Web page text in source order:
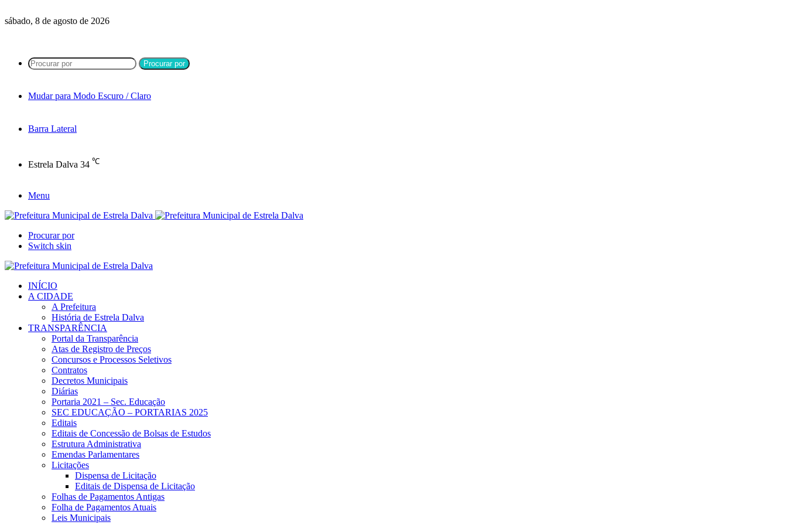
sábado, 8 de agosto de 2026
Procurar por
Mudar para Modo Escuro / Claro
Barra Lateral
Estrela Dalva 34 ℃
Menu
Procurar por
Switch skin
INÍCIO
A CIDADE
A Prefeitura
História de Estrela Dalva
TRANSPARÊNCIA
Portal da Transparência
Atas de Registro de Preços
Concursos e Processos Seletivos
Contratos
Decretos Municipais
Diárias
Portaria 2021 – Sec. Educação
SEC EDUCAÇÃO – PORTARIAS 2025
Editais
Editais de Concessão de Bolsas de Estudos
Estrutura Administrativa
Emendas Parlamentares
Licitações
Dispensa de Licitação
Editais de Dispensa de Licitação
Folhas de Pagamentos Antigas
Folha de Pagamentos Atuais
Leis Municipais